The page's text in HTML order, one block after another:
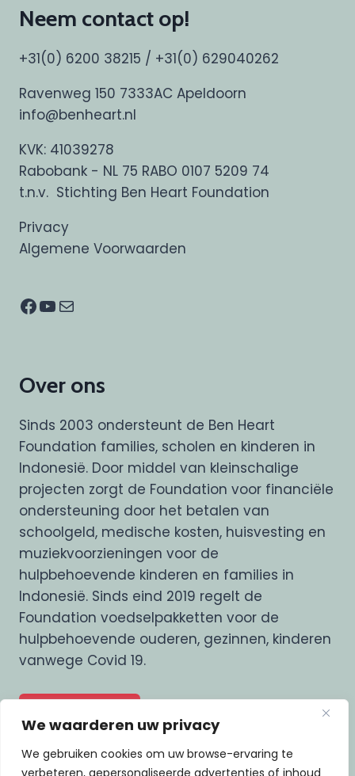
We waarderen uw privacy
We gebruiken cookies om uw browse-ervaring te
verbeteren, gepersonaliseerde advertenties of inhoud
Neem contact op!
+31(0) 6200 38215 / +31(0) 629040262
Ravenweg 150 7333AC Apeldoorn
info@benheart.nl
KVK: 41039278
Rabobank - NL 75 RABO 0107 5209 74
t.n.v. Stichting Ben Heart Foundation
Privacy
Algemene Voorwaarden
Facebook
YouTube
E-mail
Over ons
Sinds 2003 ondersteunt de Ben Heart
Foundation families, scholen en kinderen in
Indonesië. Door middel van kleinschalige
projecten zorgt de Foundation voor financiële
ondersteuning door het betalen van
schoolgeld, medische kosten, huisvesting en
muziekvoorzieningen voor de
hulpbehoevende kinderen en families in
Indonesië. Sinds eind 2019 regelt de
Foundation voedselpakketten voor de
hulpbehoevende ouderen, gezinnen, kinderen
vanwege Covid 19.
DONEER NU